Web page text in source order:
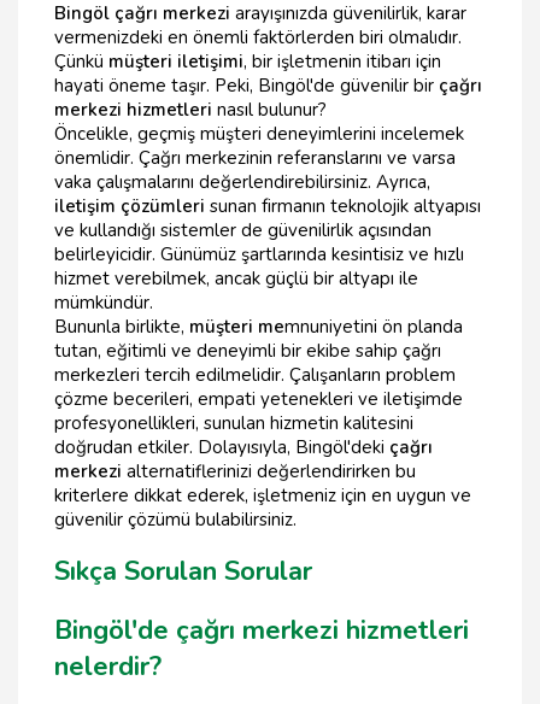
Bingöl çağrı merkezi arayışınızda güvenilirlik, karar
vermenizdeki en önemli faktörlerden biri olmalıdır.
Çünkü müşteri iletişimi, bir işletmenin itibarı için
hayati öneme taşır. Peki, Bingöl'de güvenilir bir çağrı
merkezi hizmetleri nasıl bulunur?
Öncelikle, geçmiş müşteri deneyimlerini incelemek
önemlidir. Çağrı merkezinin referanslarını ve varsa
vaka çalışmalarını değerlendirebilirsiniz. Ayrıca,
iletişim çözümleri sunan firmanın teknolojik altyapısı
ve kullandığı sistemler de güvenilirlik açısından
belirleyicidir. Günümüz şartlarında kesintisiz ve hızlı
hizmet verebilmek, ancak güçlü bir altyapı ile
mümkündür.
Bununla birlikte, müşteri memnuniyetini ön planda
tutan, eğitimli ve deneyimli bir ekibe sahip çağrı
merkezleri tercih edilmelidir. Çalışanların problem
çözme becerileri, empati yetenekleri ve iletişimde
profesyonellikleri, sunulan hizmetin kalitesini
doğrudan etkiler. Dolayısıyla, Bingöl'deki çağrı
merkezi alternatiflerinizi değerlendirirken bu
kriterlere dikkat ederek, işletmeniz için en uygun ve
güvenilir çözümü bulabilirsiniz.
Sıkça Sorulan Sorular
Bingöl'de çağrı merkezi hizmetleri
nelerdir?